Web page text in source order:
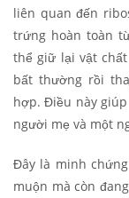
liên quan đến
trứng hoàn toàn
thể giữ lại vật
bất thường rồi
hợp. Điều này
người mẹ và một
Đây là minh
muộn mà còn